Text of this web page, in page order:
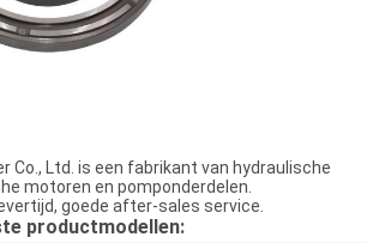
Co., Ltd. is een fabrikant van hydraulische
motoren en pomponderdelen.
goede after-sales service.
productmodellen: